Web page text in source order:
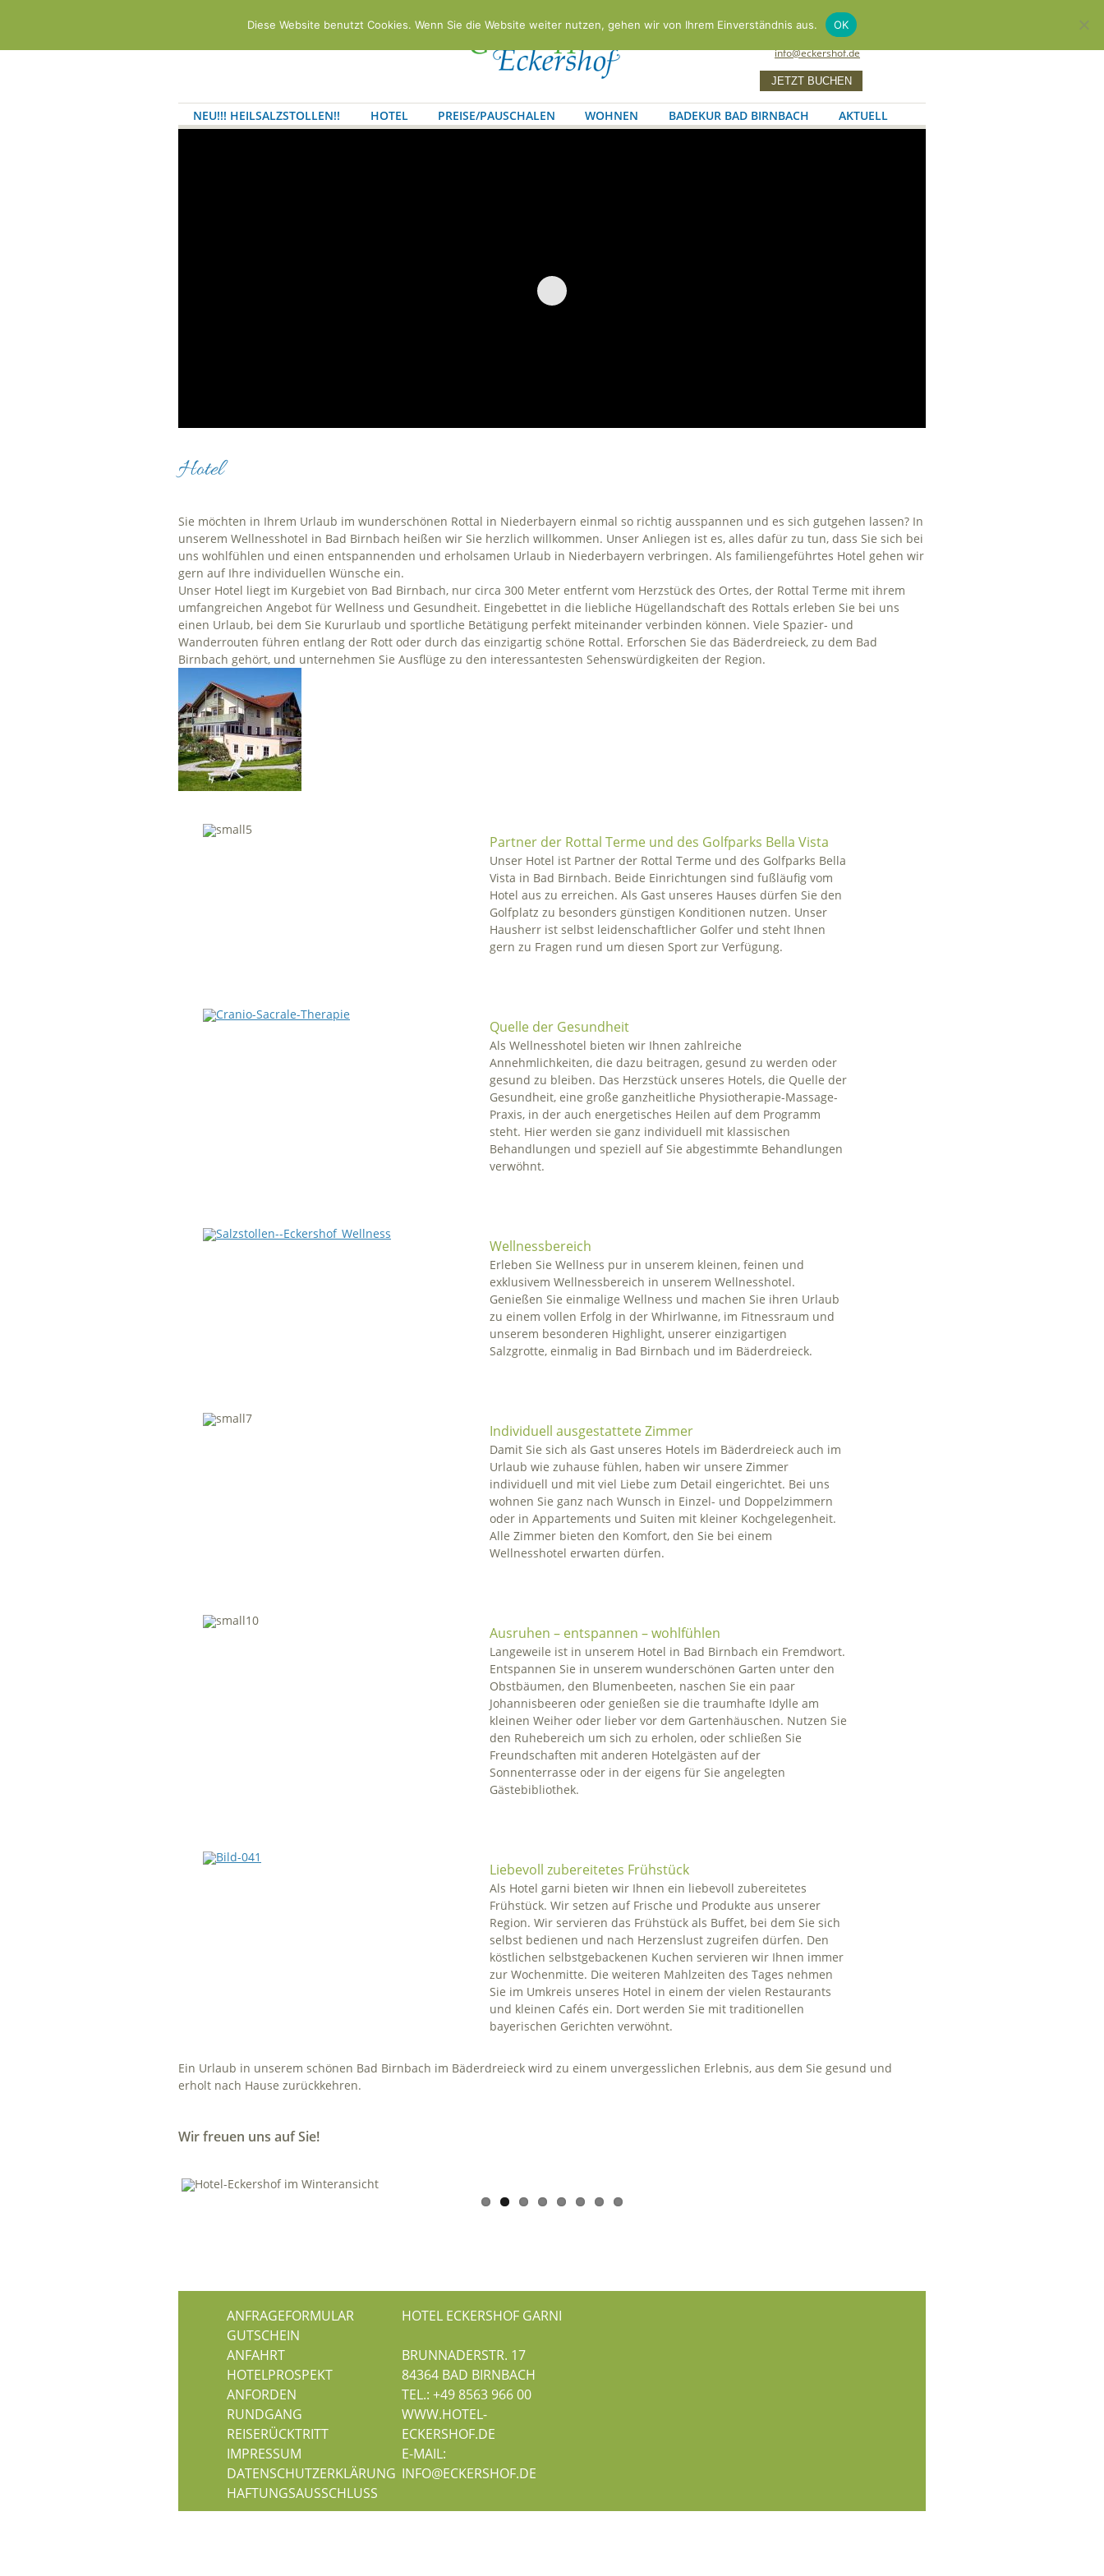
Zum G'sundheitsHotel
+49 8563 96600
info@eckershof.de
NEU!!! HEILSALZSTOLLEN!! HOTEL PREISE/PAUSCHALEN WOHNEN BADEKUR BAD BIRNBACH
AKTUELL
Hotel
Sie möchten in Ihrem Urlaub im wunderschönen Rottal in Niederbayern einmal so richtig ausspannen und es sich gutgehen lassen? In
unserem Wellnesshotel in Bad Birnbach heißen wir Sie herzlich willkommen. Unser Anliegen ist es, alles dafür zu tun, dass Sie sich bei
uns wohlfühlen und einen entspannenden und erholsamen Urlaub in Niederbayern verbringen. Als familiengeführtes Hotel gehen wir
gern auf Ihre individuellen Wünsche ein.
Unser Hotel liegt im Kurgebiet von Bad Birnbach, nur circa 300 Meter entfernt vom Herzstück des Ortes, der Rottal Terme mit ihrem
umfangreichen Angebot für Wellness und Gesundheit. Eingebettet in die liebliche Hügellandschaft des Rottals erleben Sie bei uns
einen Urlaub, bei dem Sie Kururlaub und sportliche Betätigung perfekt miteinander verbinden können. Viele Spazier- und
Wanderrouten führen entlang der Rott oder durch das einzigartig schöne Rottal. Erforschen Sie das Bäderdreieck, zu dem Bad
Birnbach gehört, und unternehmen Sie Ausflüge zu den interessantesten Sehenswürdigkeiten der Region.
Partner der Rottal Terme und des Golfparks Bella Vista
Unser Hotel ist Partner der Rottal Terme und des Golfparks Bella
Vista in Bad Birnbach. Beide Einrichtungen sind fußläufig vom
Hotel aus zu erreichen. Als Gast unseres Hauses dürfen Sie den
Golfplatz zu besonders günstigen Konditionen nutzen. Unser
Hausherr ist selbst leidenschaftlicher Golfer und steht Ihnen
gern zu Fragen rund um diesen Sport zur Verfügung.
Quelle der Gesundheit
Als Wellnesshotel bieten wir Ihnen zahlreiche
Annehmlichkeiten, die dazu beitragen, gesund zu werden oder
gesund zu bleiben. Das Herzstück unseres Hotels, die Quelle der
Gesundheit, eine große ganzheitliche Physiotherapie-Massage-
Praxis, in der auch energetisches Heilen auf dem Programm
steht. Hier werden sie ganz individuell mit klassischen
Behandlungen und speziell auf Sie abgestimmte Behandlungen
verwöhnt.
Wellnessbereich
Erleben Sie Wellness pur in unserem kleinen, feinen und
exklusivem Wellnessbereich in unserem Wellnesshotel.
Genießen Sie einmalige Wellness und machen Sie ihren Urlaub
zu einem vollen Erfolg in der Whirlwanne, im Fitnessraum und
unserem besonderen Highlight, unserer einzigartigen
Salzgrotte, einmalig in Bad Birnbach und im Bäderdreieck.
Individuell ausgestattete Zimmer
Damit Sie sich als Gast unseres Hotels im Bäderdreieck auch im
Urlaub wie zuhause fühlen, haben wir unsere Zimmer
individuell und mit viel Liebe zum Detail eingerichtet. Bei uns
wohnen Sie ganz nach Wunsch in Einzel- und Doppelzimmern
oder in Appartements und Suiten mit kleiner Kochgelegenheit.
Alle Zimmer bieten den Komfort, den Sie bei einem
Wellnesshotel erwarten dürfen.
Ausruhen – entspannen – wohlfühlen
Langeweile ist in unserem Hotel in Bad Birnbach ein Fremdwort.
Entspannen Sie in unserem wunderschönen Garten unter den
Obstbäumen, den Blumenbeeten, naschen Sie ein paar
Johannisbeeren oder genießen sie die traumhafte Idylle am
kleinen Weiher oder lieber vor dem Gartenhäuschen. Nutzen Sie
den Ruhebereich um sich zu erholen, oder schließen Sie
Freundschaften mit anderen Hotelgästen auf der
Sonnenterrasse oder in der eigens für Sie angelegten
Gästebibliothek.
Liebevoll zubereitetes Frühstück
Als Hotel garni bieten wir Ihnen ein liebevoll zubereitetes
Frühstück. Wir setzen auf Frische und Produkte aus unserer
Region. Wir servieren das Frühstück als Buffet, bei dem Sie sich
selbst bedienen und nach Herzenslust zugreifen dürfen. Den
köstlichen selbstgebackenen Kuchen servieren wir Ihnen immer
zur Wochenmitte. Die weiteren Mahlzeiten des Tages nehmen
Sie im Umkreis unseres Hotel in einem der vielen Restaurants
und kleinen Cafés ein. Dort werden Sie mit traditionellen
bayerischen Gerichten verwöhnt.
Ein Urlaub in unserem schönen Bad Birnbach im Bäderdreieck wird zu einem unvergesslichen Erlebnis, aus dem Sie gesund und
erholt nach Hause zurückkehren.
Wir freuen uns auf Sie!
ANFRAGEFORMULAR
GUTSCHEIN
ANFAHRT
HOTELPROSPEKT
ANFORDEN
RUNDGANG
REISERÜCKTRITT
IMPRESSUM
DATENSCHUTZERKLÄRUNG
HAFTUNGSAUSSCHLUSS
HOTEL ECKERSHOF GARNI
BRUNNADERSTR. 17
84364 BAD BIRNBACH
TEL.: +49 8563 966 00
WWW.HOTEL-
ECKERSHOF.DE
E-MAIL:
INFO@ECKERSHOF.DE
Diese Website benutzt Cookies. Wenn Sie die Website weiter nutzen, gehen wir von Ihrem Einverständnis aus. OK